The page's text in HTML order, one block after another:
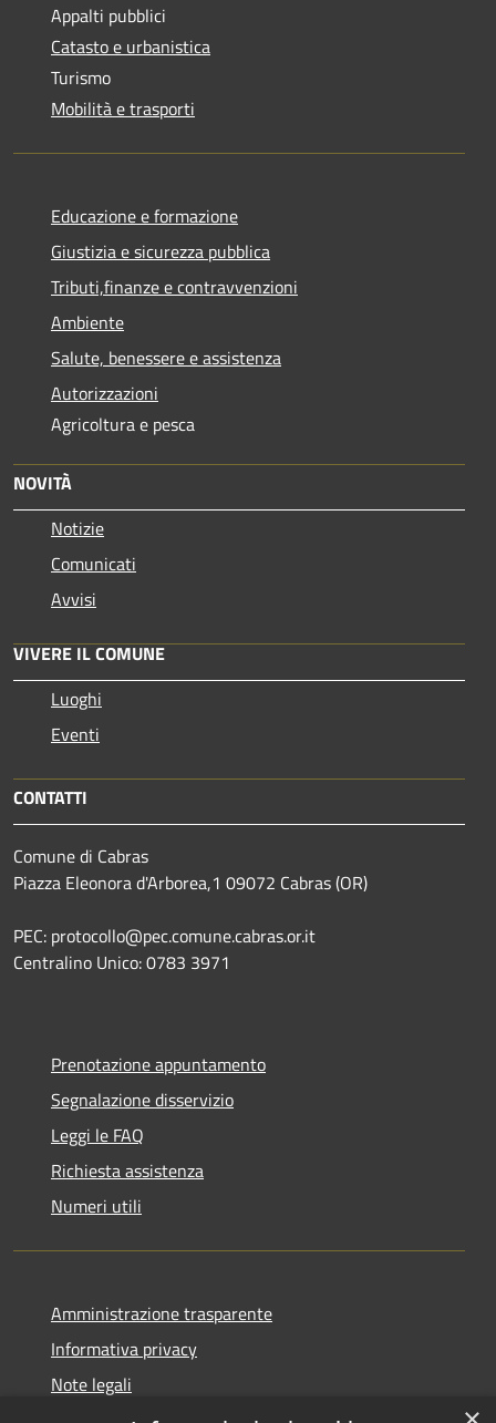
Appalti pubblici
Catasto e urbanistica
Turismo
Mobilità e trasporti
Educazione e formazione
Giustizia e sicurezza pubblica
Tributi,finanze e contravvenzioni
Ambiente
Salute, benessere e assistenza
Autorizzazioni
Agricoltura e pesca
NOVITÀ
Notizie
Comunicati
Avvisi
VIVERE IL COMUNE
Luoghi
Eventi
CONTATTI
Comune di Cabras
Piazza Eleonora d'Arborea,1 09072 Cabras (OR)
PEC: protocollo@pec.comune.cabras.or.it
Centralino Unico: 0783 3971
Prenotazione appuntamento
Segnalazione disservizio
Leggi le FAQ
Richiesta assistenza
Numeri utili
Amministrazione trasparente
Informativa privacy
Note legali